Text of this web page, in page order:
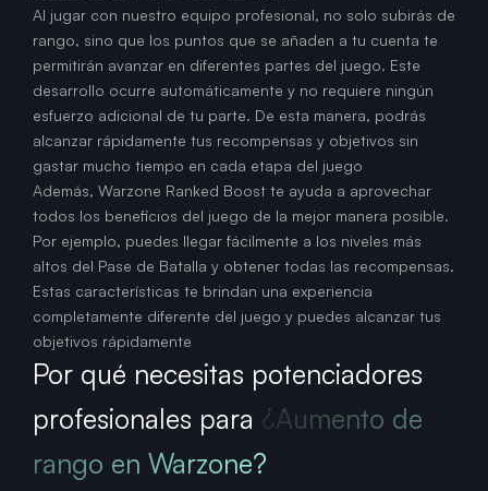
Al jugar con nuestro equipo profesional, no solo subirás de
rango, sino que los puntos que se añaden a tu cuenta te
permitirán avanzar en diferentes partes del juego. Este
desarrollo ocurre automáticamente y no requiere ningún
esfuerzo adicional de tu parte. De esta manera, podrás
alcanzar rápidamente tus recompensas y objetivos sin
gastar mucho tiempo en cada etapa del juego
Además, Warzone Ranked Boost te ayuda a aprovechar
todos los beneficios del juego de la mejor manera posible.
Por ejemplo, puedes llegar fácilmente a los niveles más
altos del Pase de Batalla y obtener todas las recompensas.
Estas características te brindan una experiencia
completamente diferente del juego y puedes alcanzar tus
objetivos rápidamente
Por qué necesitas potenciadores
profesionales para ¿Aumento de
rango en Warzone?